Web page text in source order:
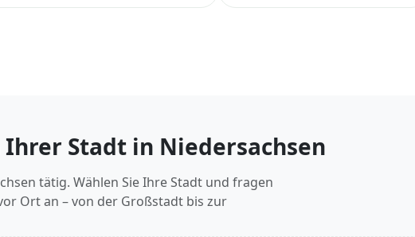
Stadt in Niedersachsen
tätig. Wählen Sie Ihre Stadt und fragen
Ort an – von der Großstadt bis zur